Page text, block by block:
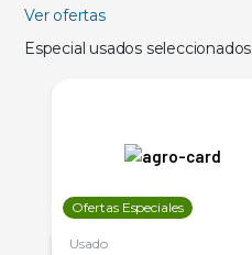
Ver ofertas
Especial usados seleccionados
Ofertas Especiales
Usado